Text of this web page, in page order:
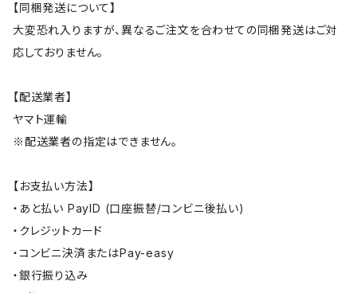
【同梱発送について】
大変恐れ入りますが、異なるご注文を合わせての同梱発送はご対
応しておりません。
【配送業者】
ヤマト運輸
※配送業者の指定はできません。
【お支払い方法】
・あと払い PayID (口座振替/コンビニ後払い)
・クレジットカード
・コンビニ決済またはPay-easy
・銀行振り込み